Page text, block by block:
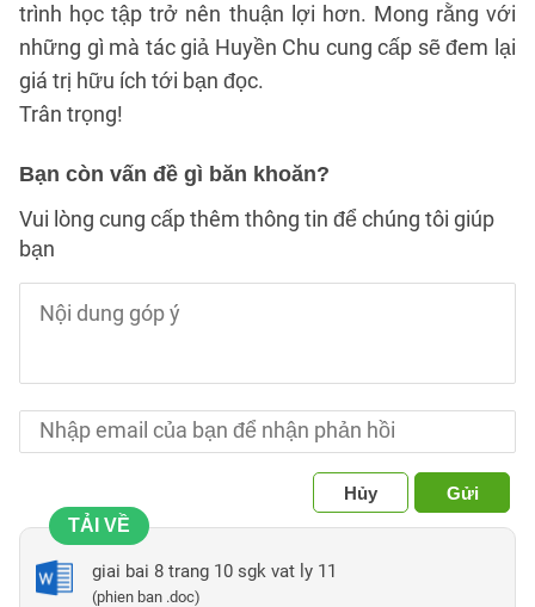
trình học tập trở nên thuận lợi hơn. Mong rằng với
những gì mà tác giả Huyền Chu cung cấp sẽ đem lại
giá trị hữu ích tới bạn đọc.
Trân trọng!
Bạn còn vấn đề gì băn khoăn?
Vui lòng cung cấp thêm thông tin để chúng tôi giúp
bạn
Hủy
Gửi
TẢI VỀ
giai bai 8 trang 10 sgk vat ly 11
(phien ban .doc)